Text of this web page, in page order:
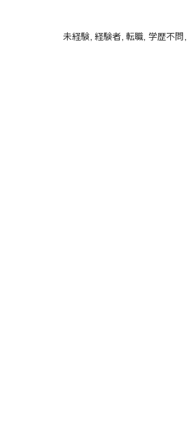
未経験 経験者 転職 学歴不問